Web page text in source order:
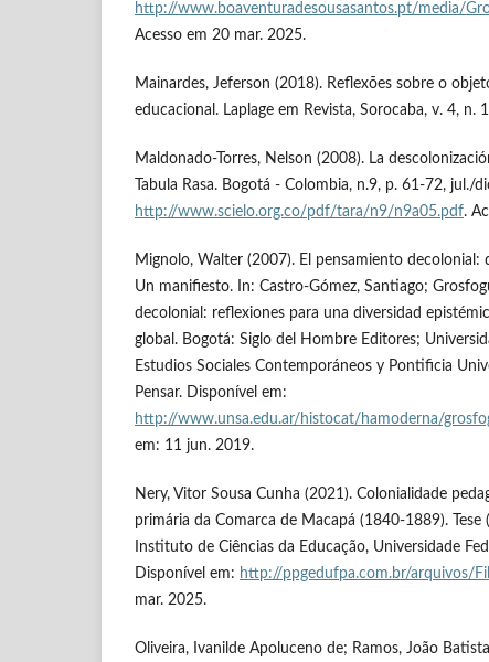
http://www.boaventuradesousasantos.pt/media/
Acesso em 20 mar. 2025.
Mainardes, Jeferson (2018). Reflexões sobre o
educacional. Laplage em Revista, Sorocaba, v. 4, n.
Maldonado-Torres, Nelson (2008). La
Tabula Rasa. Bogotá - Colombia, n.9, p. 61-72, jul./
http://www.scielo.org.co/pdf/tara/n9/n9a05.pdf.
Mignolo, Walter (2007). El pensamiento decolonial:
Un manifiesto. In: Castro-Gómez, Santiago;
decolonial: reflexiones para una diversidad
global. Bogotá: Siglo del Hombre Editores;
Estudios Sociales Contemporáneos y Pontificia
Pensar. Disponível em:
http://www.unsa.edu.ar/histocat/hamoderna/
em: 11 jun. 2019.
Nery, Vitor Sousa Cunha (2021). Colonialidade
primária da Comarca de Macapá (1840-1889).
Instituto de Ciências da Educação, Universidade
Disponível em: http://ppgedufpa.com.br/arquivos/
mar. 2025.
Oliveira, Ivanilde Apoluceno de; Ramos, João